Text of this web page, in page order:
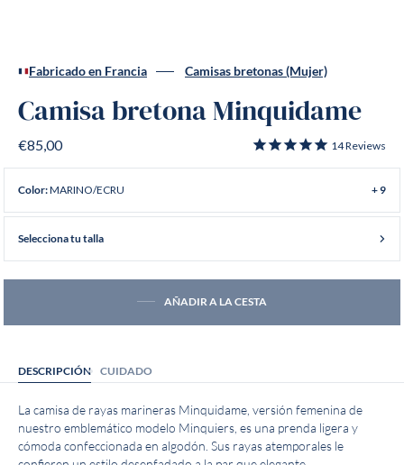
Fabricado en Francia Camisas bretonas (Mujer)
Camisa bretona Minquidame
€85,00 14Reviews
Color:MARINO/ECRU + 9
Selecciona tu talla
AÑADIR A LA CESTA
DESCRIPCIÓN CUIDADO
La camisa de rayas marineras Minquidame, versión femenina de
nuestro emblemático modelo Minquiers, es una prenda ligera y
cómoda confeccionada en algodón. Sus rayas atemporales le